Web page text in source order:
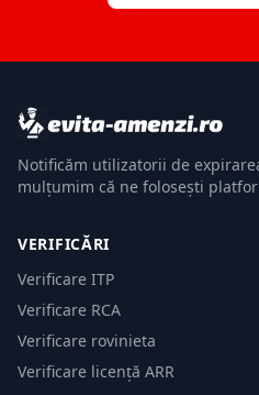
Notificăm utilizatorii de
mulțumim că ne folosești
VERIFICĂRI
Verificare ITP
Verificare RCA
Verificare rovinieta
Verificare licență ARR